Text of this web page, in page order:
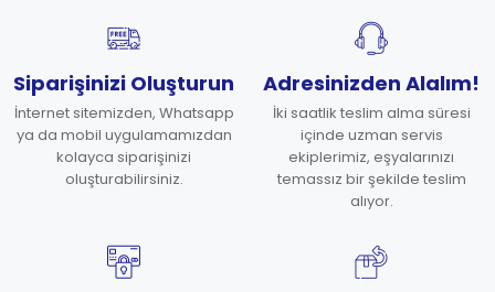
Siparişinizi Oluşturun
İnternet sitemizden, Whatsapp
ya da mobil uygulamamızdan
kolayca siparişinizi
oluşturabilirsiniz.
Adresinizden Alalım!
İki saatlik teslim alma süresi
içinde uzman servis
ekiplerimiz, eşyalarınızı
temassız bir şekilde teslim
alıyor.